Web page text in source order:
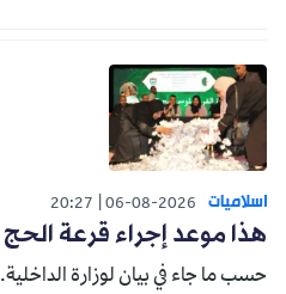
اسلاميات 06-08-2026
20:27
هذا موعد إجراء قرعة الحج
حسب ما جاء في بيان لوزارة الداخلية.